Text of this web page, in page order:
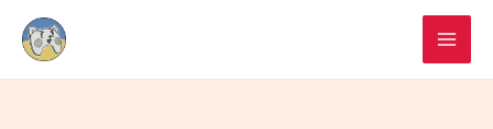
Перейти
вмісту